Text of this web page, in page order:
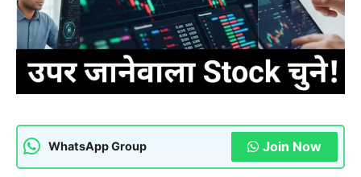
WhatsApp Group Join Now